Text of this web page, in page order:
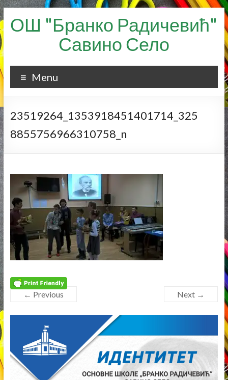
Skip
to
content
ОШ "Бранко Радичевић"
Савино Село
Menu
23519264_1353918451401714_325
8855756966310758_n
← Previous Next →